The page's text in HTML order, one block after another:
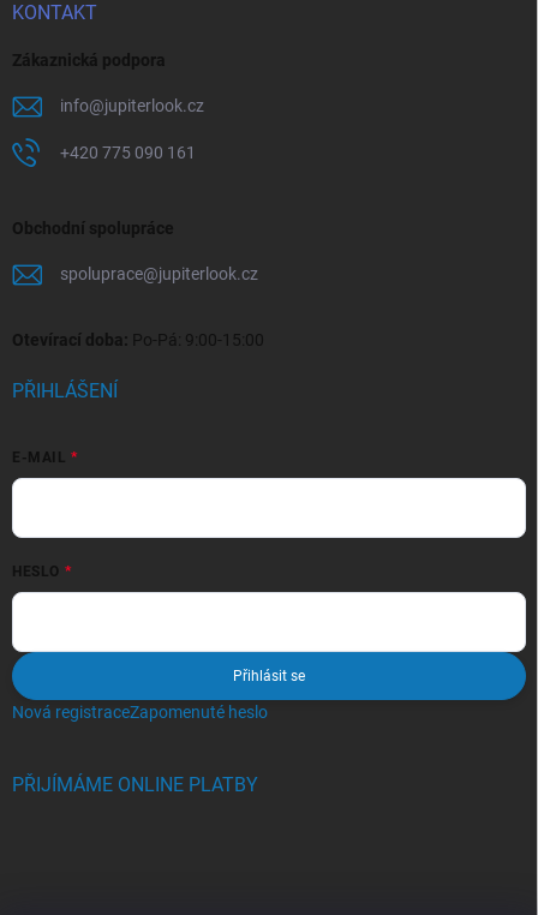
KONTAKT
Zákaznická podpora
info@jupiterlook.cz
+420 775 090 161
Obchodní spolupráce
spoluprace@jupiterlook.cz
Otevírací doba: Po-Pá: 9:00-15:00
PŘIHLÁŠENÍ
E-MAIL
HESLO
Přihlásit se
Nová registraceZapomenuté heslo
PŘIJÍMÁME ONLINE PLATBY